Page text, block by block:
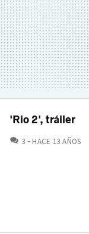
'Rio 2', tráiler
3 COMENTARIOS
HACE 13 AÑOS